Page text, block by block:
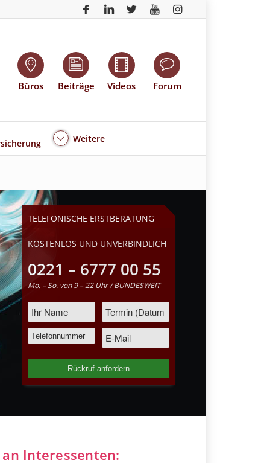
Büros Beiträge Videos Forum
Weitere
TELEFONISCHE ERSTBERATUNG
KOSTENLOS UND UNVERBINDLICH
0221 – 6777 00 55
Mo. – So. von 9 – 22 Uhr / BUNDESWEIT
Interessenten: